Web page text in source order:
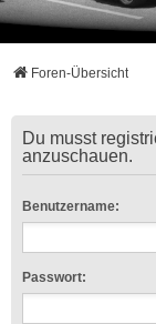
Foren-Übersicht
Du musst
anzuschauen.
Benutzername:
Passwort: